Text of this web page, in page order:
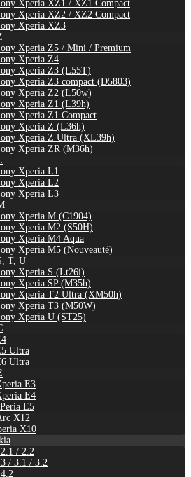
Xperia XZ1 / XZ1 Compact
Xperia XZ2 / XZ2 Compact
Xperia XZ3
Xperia Z5 / Mini / Premium
Xperia Z4
Xperia Z3 (L55T)
Xperia Z3 compact (D5803)
Xperia Z2 (L50w)
Xperia Z1 (L39h)
Xperia Z1 Compact
Xperia Z (L36h)
Xperia Z Ultra (XL39h)
Xperia ZR (M36h)
Xperia L1
Xperia L2
Xperia L3
Xperia M (C1904)
Xperia M2 (S50H)
Xperia M4 Aqua
Xperia M5 (Nouveauté)
T, U
Xperia S (Lt26i)
Xperia SP (M35h)
Xperia T2 Ultra (XM50h)
Xperia T3 (M50W)
Xperia U (ST25)
Ultra
Ultra
E3
E4
E5
X12
X10
/ 2.2
/ 3.1 / 3.2